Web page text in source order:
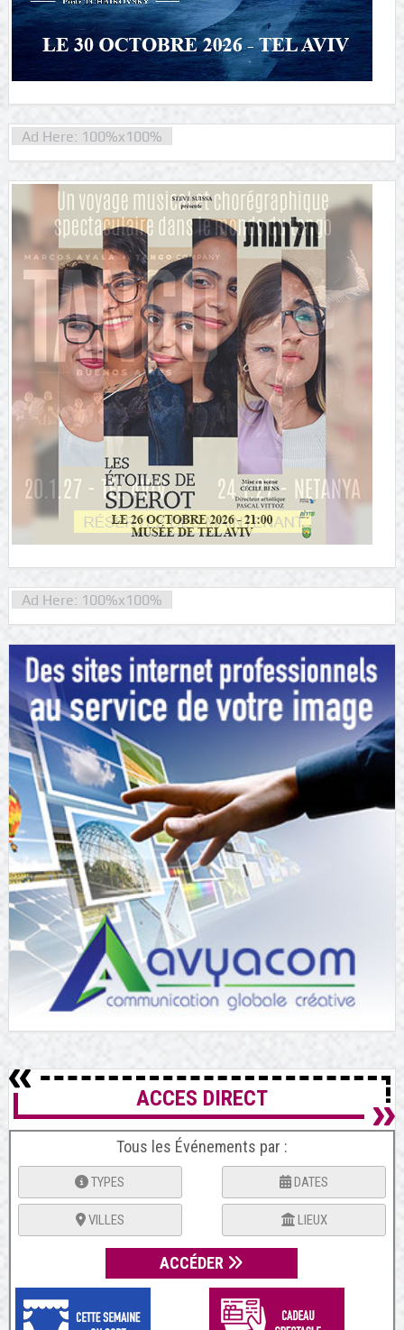
Ad Here: 100%x100%
Ad Here: 100%x100%
ACCES DIRECT
Tous les Événements par :
TYPES DATES
VILLES LIEUX
ACCÉDER